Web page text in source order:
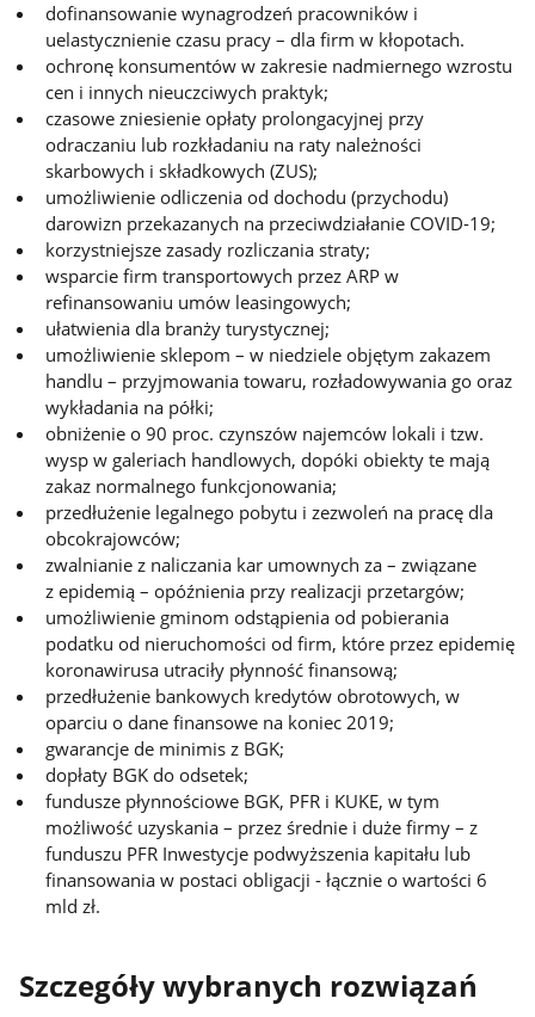
dofinansowanie wynagrodzeń pracowników i
uelastycznienie czasu pracy – dla firm w kłopotach.
ochronę konsumentów w zakresie nadmiernego wzrostu
cen i innych nieuczciwych praktyk;
czasowe zniesienie opłaty prolongacyjnej przy
odraczaniu lub rozkładaniu na raty należności
skarbowych i składkowych (ZUS);
umożliwienie odliczenia od dochodu (przychodu)
darowizn przekazanych na przeciwdziałanie COVID-19;
korzystniejsze zasady rozliczania straty;
wsparcie firm transportowych przez ARP w
refinansowaniu umów leasingowych;
ułatwienia dla branży turystycznej;
umożliwienie sklepom – w niedziele objętym zakazem
handlu – przyjmowania towaru, rozładowywania go oraz
wykładania na półki;
obniżenie o 90 proc. czynszów najemców lokali i tzw.
wysp w galeriach handlowych, dopóki obiekty te mają
zakaz normalnego funkcjonowania;
przedłużenie legalnego pobytu i zezwoleń na pracę dla
obcokrajowców;
zwalnianie z naliczania kar umownych za – związane
z epidemią – opóźnienia przy realizacji przetargów;
umożliwienie gminom odstąpienia od pobierania
podatku od nieruchomości od firm, które przez epidemię
koronawirusa utraciły płynność finansową;
przedłużenie bankowych kredytów obrotowych, w
oparciu o dane finansowe na koniec 2019;
gwarancje de minimis z BGK;
dopłaty BGK do odsetek;
fundusze płynnościowe BGK, PFR i KUKE, w tym
możliwość uzyskania – przez średnie i duże firmy – z
funduszu PFR Inwestycje podwyższenia kapitału lub
finansowania w postaci obligacji - łącznie o wartości 6
mld zł.
Szczegóły wybranych rozwiązań